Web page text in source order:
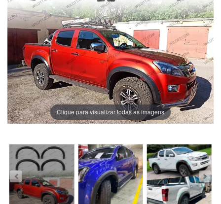
Clique para visualizar todas as imagens